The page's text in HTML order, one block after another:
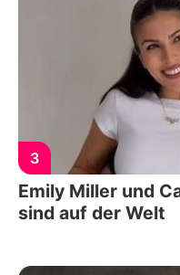
3
Emily Miller und
sind auf der Welt